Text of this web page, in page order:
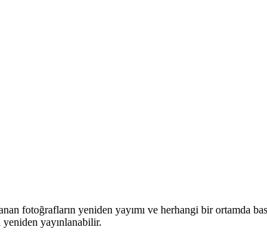
fotoğrafların yeniden yayımı ve herhangi bir ortamda
yayınlanabilir.